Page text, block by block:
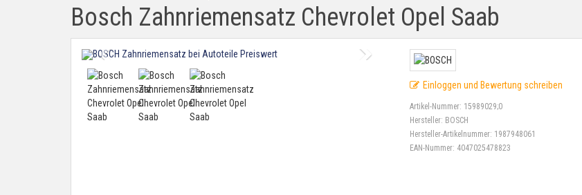
Bosch Zahnriemensatz Chevrolet Opel Saab
Einloggen und Bewertung schreiben
Artikel-Nummer: 15989029;0
Hersteller: BOSCH
Hersteller-Artikelnummer: 1987948061
EAN-Nummer: 4047025478823